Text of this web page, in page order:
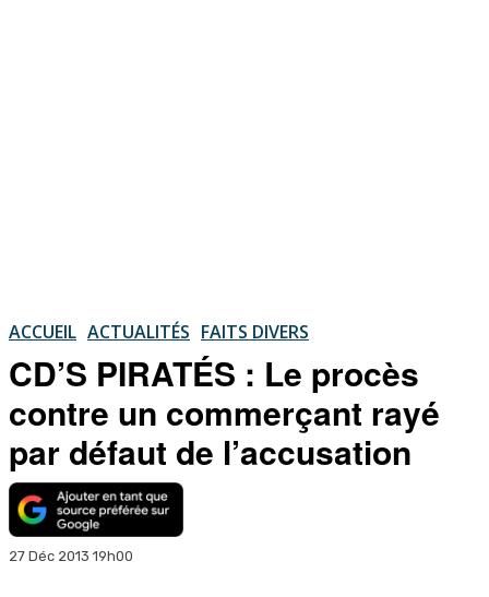
ACCUEIL ACTUALITÉS FAITS DIVERS
CD’S PIRATÉS : Le procès
contre un commerçant rayé
par défaut de l’accusation
27 Déc 2013 19h00